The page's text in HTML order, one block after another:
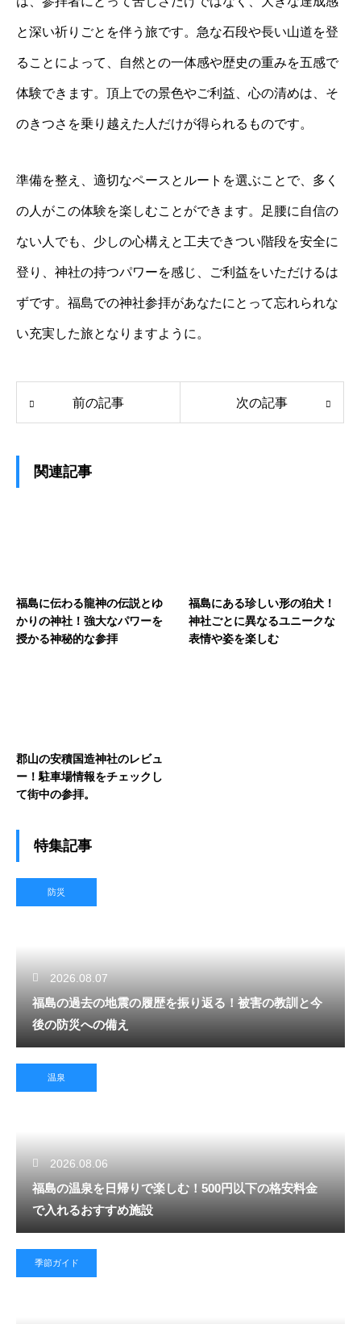
と深い祈りごとを伴う旅です。急な石段や長い山道を登
ることによって、自然との一体感や歴史の重みを五感で
体験できます。頂上での景色やご利益、心の清めは、そ
のきつさを乗り越えた人だけが得られるものです。
準備を整え、適切なペースとルートを選ぶことで、多く
の人がこの体験を楽しむことができます。足腰に自信の
ない人でも、少しの心構えと工夫できつい階段を安全に
登り、神社の持つパワーを感じ、ご利益をいただけるは
ずです。福島での神社参拝があなたにとって忘れられな
い充実した旅となりますように。
前の記事 次の記事
関連記事
福島に伝わる龍神の伝説とゆ
かりの神社！強大なパワーを
授かる神秘的な参拝
福島にある珍しい形の狛犬！
神社ごとに異なるユニークな
表情や姿を楽しむ
郡山の安積国造神社のレビュ
ー！駐車場情報をチェックし
て街中の参拝。
特集記事
防災
2026.08.07
福島の過去の地震の履歴を振り返る！被害の教訓と今
後の防災への備え
温泉
2026.08.06
福島の温泉を日帰りで楽しむ！500円以下の格安料金
で入れるおすすめ施設
季節ガイド